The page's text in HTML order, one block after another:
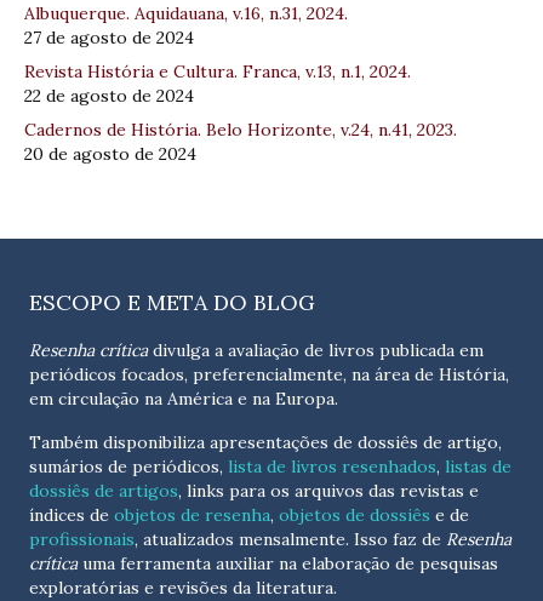
Albuquerque. Aquidauana, v.16, n.31, 2024.
27 de agosto de 2024
Revista História e Cultura. Franca, v.13, n.1, 2024.
22 de agosto de 2024
Cadernos de História. Belo Horizonte, v.24, n.41, 2023.
20 de agosto de 2024
ESCOPO E META DO BLOG
Resenha críticadivulga a avaliação de livros publicada em
periódicos focados, preferencialmente, na área de História,
em circulação na América e na Europa.
Também disponibiliza apresentações de dossiês de artigo,
sumários de periódicos, lista de livros resenhados, listas de
dossiês de artigos, links para os arquivos das revistas e
índices de objetos de resenha, objetos de dossiês e de
profissionais, atualizados mensalmente. Isso faz de Resenha
críticauma ferramenta auxiliar na elaboração de pesquisas
exploratórias e revisões da literatura.